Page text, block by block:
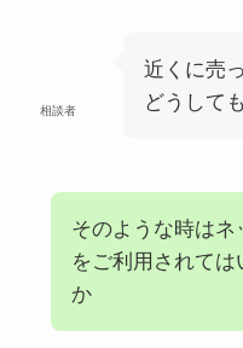
相談者
近くに売
どうして
そのような時はネ
をご利用されては
か